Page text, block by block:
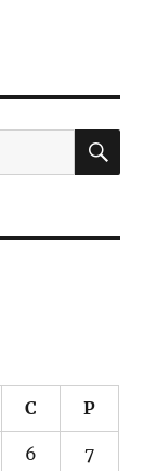
C P
6 7